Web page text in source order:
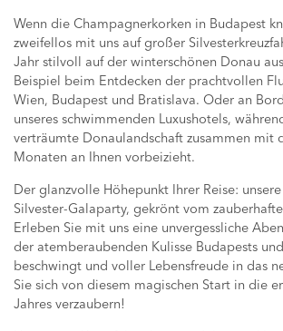
Wenn die Champagnerkorken in Budapest
zweifellos mit uns auf großer
Jahr stilvoll auf der winterschönen Donau
Beispiel beim Entdecken der prachtvollen
Wien, Budapest und Bratislava. Oder an Bord
unseres schwimmenden Luxushotels,
verträumte Donaulandschaft zusammen mit
Monaten an Ihnen vorbeizieht.
Der glanzvolle Höhepunkt Ihrer Reise:
Silvester-Galaparty, gekrönt vom
Erleben Sie mit uns eine unvergessliche
der atemberaubenden Kulisse Budapests
beschwingt und voller Lebensfreude in das
Sie sich von diesem magischen Start in die
Jahres verzaubern!